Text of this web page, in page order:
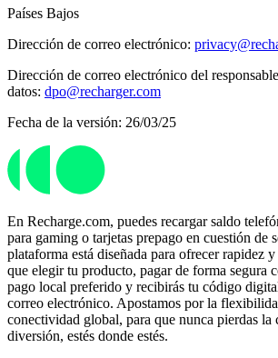
Países Bajos
Dirección de correo electrónico:
Dirección de correo electrónico del
datos: dpo@recharger.com
Fecha de la versión: 26/03/25
En Recharge.com, puedes recargar saldo
para gaming o tarjetas prepago en cuestión de
plataforma está diseñada para ofrecer rapidez
que elegir tu producto, pagar de forma segura
pago local preferido y recibirás tu código
correo electrónico. Apostamos por la
conectividad global, para que nunca pierdas la
diversión, estés donde estés.